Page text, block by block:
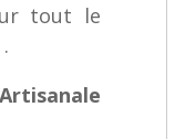
tout le